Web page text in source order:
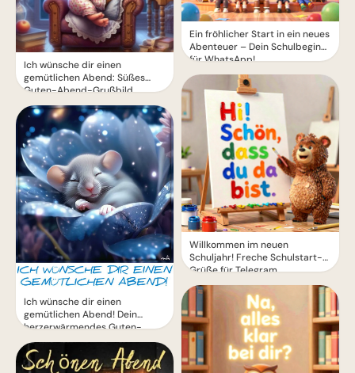
Ich wünsche dir einen
gemütlichen Abend: Süßes
Guten-Abend-Grußbild
Ich wünsche dir einen
gemütlichen Abend! Dein
herzerwärmendes Guten-
Abend-Grußbild
Ein fröhlicher Start in ein neues
Abenteuer – Dein Schulbeginn
für WhatsApp!
Willkommen im neuen
Schuljahr! Freche Schulstart-
Grüße für Telegram